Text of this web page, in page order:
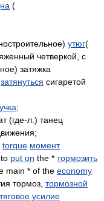
(
утюг(
четверкой, с
затяжка
затянуться сигаретой
;
(где-л.) танец
torque момент
put on the * тормозить
main * of the economy
тормоз, тормозной
тяговое усилие